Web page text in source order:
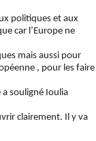
politiques et aux
car l’Europe ne
mais aussi pour
, pour les faire
a souligné Ioulia
clairement. Il y va